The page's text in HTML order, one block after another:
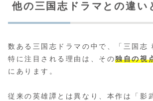
他の三国志ドラマとの違い
数ある三国志ドラマの中で、「三国志
特に注目される理由は、その独自の視
にあります。
従来の英雄譚とは異なり、本作は「影